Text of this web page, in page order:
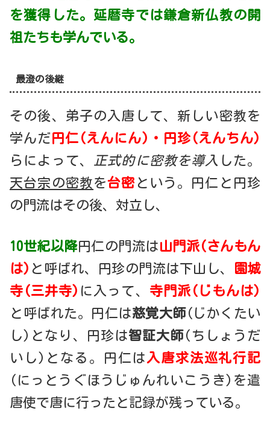
を獲得した。延暦寺では鎌倉新仏教の開
祖たちも学んでいる。
最澄の後継
その後、弟子の入唐して、新しい密教を
学んだ 円仁(えんにん)・円珍(えんちん)
らによって、
正式的に密教を導入 した。
天台宗の密教を台密 という。円仁と円珍
の門流はその後、対立し、
10世紀以降円仁の門流は山門派(さんもん
は) と呼ばれ、円珍の門流は下山し、
園城
寺(三井寺) に入って、 寺門派(じもんは)
と呼ばれた。円仁は慈覚大師(じかくたい
し)となり、円珍は智証大師(ちしょうだ
いし)となる。円仁は 入唐求法巡礼行記
(にっとうぐほうじゅんれいこうき)を遣
唐使で唐に行ったと記録が残っている。